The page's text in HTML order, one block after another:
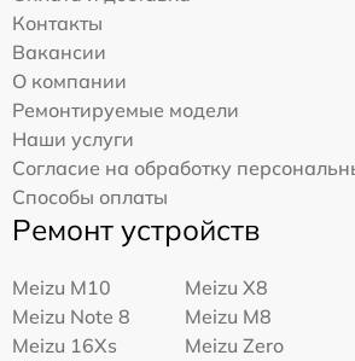
Контакты
Вакансии
О компании
Ремонтируемые модели
Наши услуги
Согласие на обработку
Способы оплаты
Ремонт устройств
Meizu M10
Meizu X8
Meizu Note 8
Meizu M8
Meizu 16Xs
Meizu Zero